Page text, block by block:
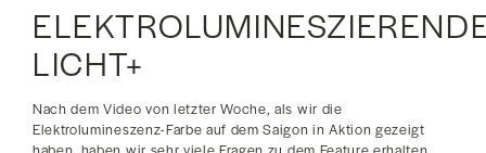
LICHT+
Nach dem Video von letzter Woche, als wir die
Elektrolumineszenz-Farbe auf dem Saigon in Aktion gezeigt